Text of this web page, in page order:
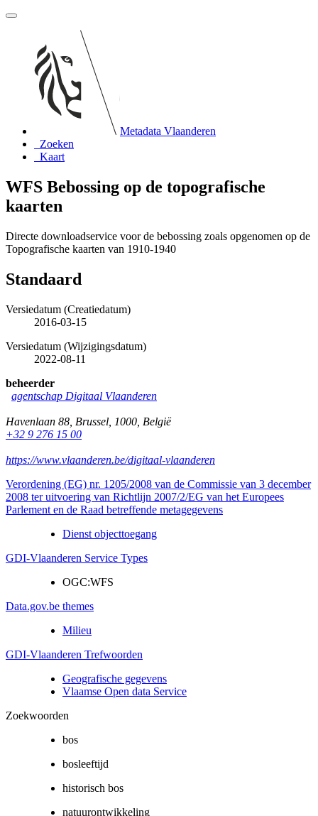
Metadata Vlaanderen
Zoeken
Kaart
WFS Bebossing op de topografische
kaarten
Directe downloadservice voor de bebossing zoals opgenomen op de
Topografische kaarten van 1910-1940
Standaard
Versiedatum (Creatiedatum)
2016-03-15
Versiedatum (Wijzigingsdatum)
2022-08-11
beheerder
agentschap Digitaal Vlaanderen
Havenlaan 88 Brussel 1000 België
+32 9 276 15 00
https://www.vlaanderen.be/digitaal-vlaanderen
Verordening (EG) nr. 1205/2008 van de Commissie van 3 december
2008 ter uitvoering van Richtlijn 2007/2/EG van het Europees
Parlement en de Raad betreffende metagegevens
Dienst objecttoegang
GDI-Vlaanderen Service Types
OGC:WFS
Data.gov.be themes
Milieu
GDI-Vlaanderen Trefwoorden
Geografische gegevens
Vlaamse Open data Service
Zoekwoorden
bos
bosleeftijd
historisch bos
natuurontwikkeling